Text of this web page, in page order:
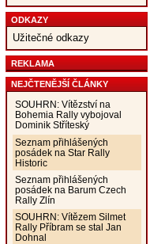
ODKAZY
Užitečné odkazy
REKLAMA
NEJČTENĚJŠÍ ČLÁNKY
SOUHRN: Vítězství na
Bohemia Rally vybojoval
Dominik Stříteský
Seznam přihlášených
posádek na Star Rally
Historic
Seznam přihlášených
posádek na Barum Czech
Rally Zlín
SOUHRN: Vítězem Silmet
Rally Příbram se stal Jan
Dohnal